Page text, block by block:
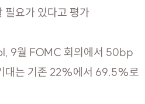
요가 있다고 평가
9월 FOMC 회의에서 50bp
대는 기존 22%에서 69.5%로